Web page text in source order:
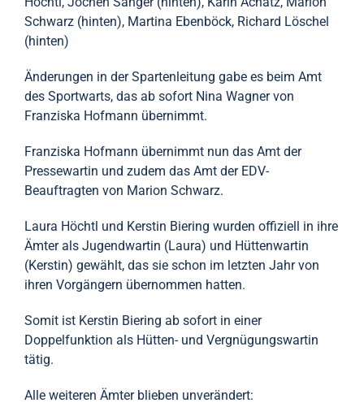
Schwarz (hinten), Martina Ebenböck, Richard Löschel
(hinten)
Änderungen in der Spartenleitung gabe es beim Amt
des Sportwarts, das ab sofort Nina Wagner von
Franziska Hofmann übernimmt.
Franziska Hofmann übernimmt nun das Amt der
Pressewartin und zudem das Amt der EDV-
Beauftragten von Marion Schwarz.
Laura Höchtl und Kerstin Biering wurden offiziell in ihre
Ämter als Jugendwartin (Laura) und Hüttenwartin
(Kerstin) gewählt, das sie schon im letzten Jahr von
ihren Vorgängern übernommen hatten.
Somit ist Kerstin Biering ab sofort in einer
Doppelfunktion als Hütten- und Vergnügungswartin
tätig.
Alle weiteren Ämter blieben unverändert: